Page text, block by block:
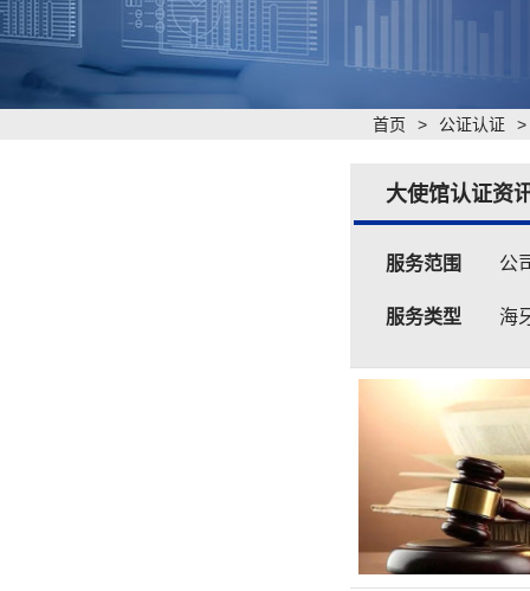
首页 > 公证认证 >
大使馆认证资
服务范围 公
服务类型 海